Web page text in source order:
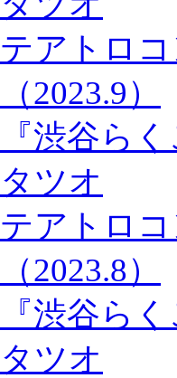
テアトロ
（2023.9）
『渋谷ら
タツオ
テアトロ
（2023.8）
『渋谷ら
タツオ